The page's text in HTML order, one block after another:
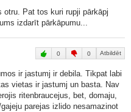
otru. Pat tos kuri rupji pārkāpj
izdarīt pārkāpumu...
0 0 Atbildēt
ir jastumj ir debila. Tikpat labi
vietas ir jastumj un basta. Nav
ritenbraucejus, bet, domaju,
parejas izlido nesamazinot